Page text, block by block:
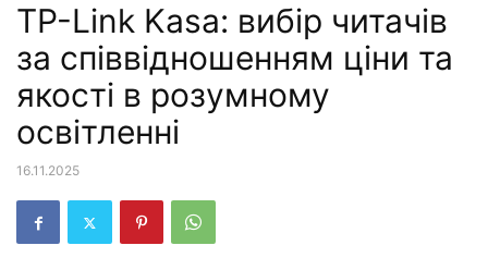
TP-Link Kasa: вибір читачів
за співвідношенням ціни та
якості в розумному
освітленні
16.11.2025